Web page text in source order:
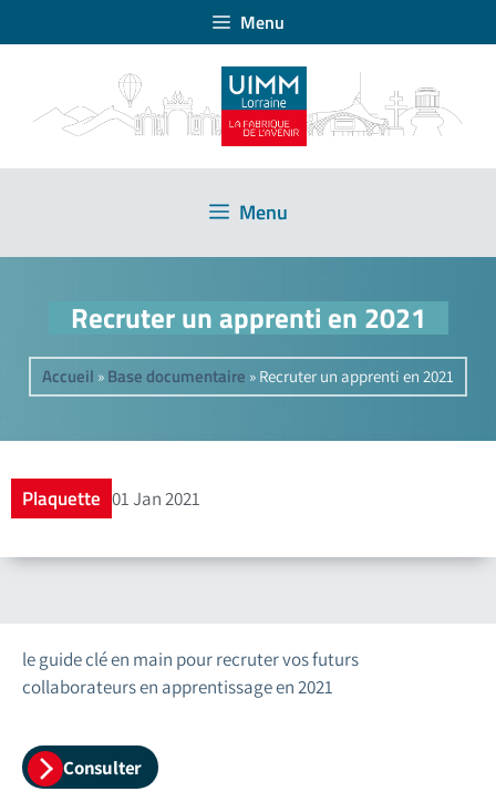
Menu
Menu
Recruter un apprenti en 2021
Accueil » Base documentaire » Recruter un apprenti en 2021
Plaquette 01 Jan 2021
le guide clé en main pour recruter vos futurs
collaborateurs en apprentissage en 2021
Consulter